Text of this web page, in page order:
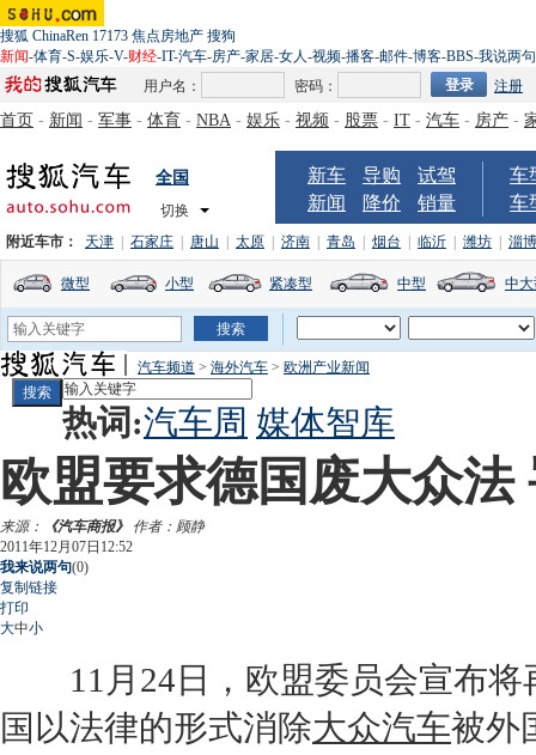
搜狐 ChinaRen 17173 焦点房地产 搜狗
新闻-体育-S-娱乐-V-财经-IT-汽车-房产-家居-女人-视频-播客-邮件-博客-BBS-我说两句
用户名：
密码： 注册
首页 - 新闻 - 军事 - 体育 - NBA - 娱乐 - 视频 - 股票 - IT - 汽车 - 房产 -
全国
切换
新车 导购
试驾
新闻
降价 销量
车
车
附近车市： 天津 石家庄 唐山 太原 济南 青岛 烟台 临沂 潍坊 淄博
微型 小型 紧凑型 中型 中
汽车频道 > 海外汽车 > 欧洲产业新闻
热词:汽车周 媒体智库
欧盟要求德国废大众法
来源： 《汽车商报》
作者：顾静
2011年12月07日12:52
我来说两句(0)
复制链接
打印
大中小
11月24日，欧盟委员会宣布将
国以法律的形式消除大众汽车被外